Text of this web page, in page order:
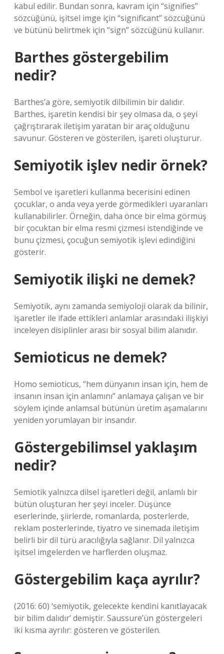
kabul edilir. Bundan sonra, kavram için “signifies”
sözcüğünü, işitsel imge için “significant” sözcüğünü
ve bütünü belirtmek için “sign” sözcüğünü kullanır.
Barthes göstergebilim
nedir?
Barthes’a göre, semiyotik dilbilimin bir dalıdır.
Barthes, işaretin kendisi bir şey olmasa da, o şeyi
çağrıştırarak iletişim yaratan bir araç olduğunu
savunur. Gösteren ve gösterilen, işareti oluşturur.
Semiyotik işlev nedir örnek?
Sembol ve işaretleri kullanma becerisini edinen
çocuklar, o anda veya yerde görmedikleri uyaranları
kullanabilirler. Örneğin, daha önce bir elma görmüş
bir çocuktan bir elma resmi çizmesi istendiğinde ve
bunu çizmesi, çocuğun semiyotik işlevi edindiğini
gösterir.
Semiyotik ilişki ne demek?
Semiyotik, aynı zamanda semiyoloji olarak da bilinir,
işaretler ile ifade ettikleri anlamlar arasındaki ilişkiyi
inceleyen disiplinler arası bir sosyal bilim alanıdır.
Semioticus ne demek?
Homo semioticus, “hem dünyanın insan için, hem de
insanın insan için anlamını” anlamaya çalışan ve bir
söylem içinde anlamsal bütünün üretim aşamalarını
yeniden yorumlayan bir insandır.
Göstergebilimsel yaklaşım
nedir?
Semiotik yalnızca dilsel işaretleri değil, anlamlı bir
bütün oluşturan her şeyi inceler. Düşünce
eserlerinde, şiirlerde, romanlarda, posterlerde,
reklam posterlerinde, tiyatro ve sinemada iletişim
belirli bir dil türü aracılığıyla sağlanır. Dil yalnızca
işitsel imgelerden ve harflerden oluşmaz.
Göstergebilim kaça ayrılır?
(2016: 60) ‘semiyotik, gelecekte kendini kanıtlayacak
bir bilim dalıdır’ demiştir. Saussure’ün göstergeleri
iki kısma ayrılır: gösteren ve gösterilen.